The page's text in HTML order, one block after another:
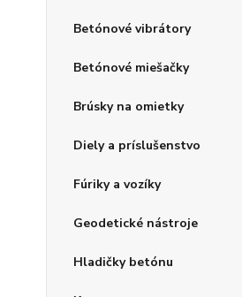
Betónové vibrátory
Betónové miešačky
Brúsky na omietky
Diely a príslušenstvo
Fúriky a vozíky
Geodetické nástroje
Hladičky betónu